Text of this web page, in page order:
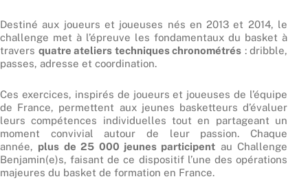
Destiné aux joueurs et joueuses nés en 2013 et 2014, le
challenge met à l’épreuve les fondamentaux du basket à
travers quatre ateliers techniques chronométrés : dribble,
passes, adresse et coordination.
Ces exercices, inspirés de joueurs et joueuses de l’équipe
de France, permettent aux jeunes basketteurs d’évaluer
leurs compétences individuelles tout en partageant un
moment convivial autour de leur passion. Chaque
année, plus de 25 000 jeunes participent au Challenge
Benjamin(e)s, faisant de ce dispositif l’une des opérations
majeures du basket de formation en France.